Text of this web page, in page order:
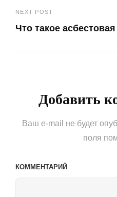
записям
Post
NEXT POST
Что такое
Добавить
Ваш e-mail не будет
поля
КОММЕНТАРИЙ